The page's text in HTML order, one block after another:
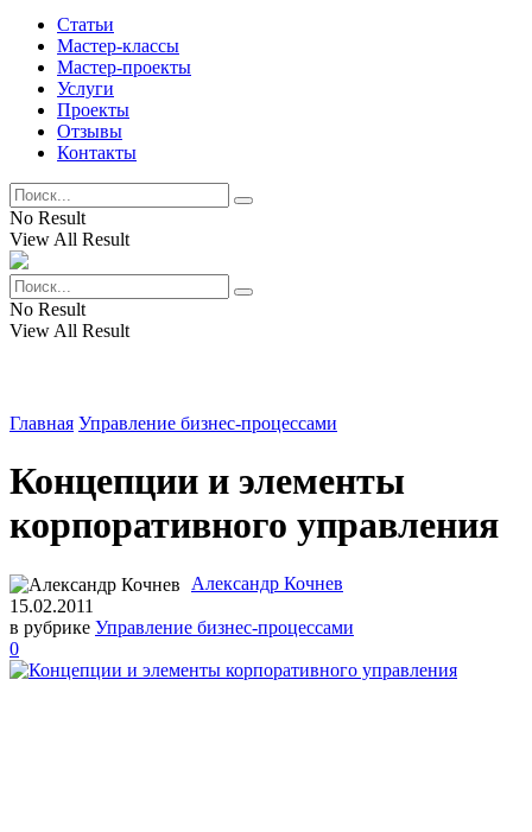
Статьи
Мастер-классы
Мастер-проекты
Услуги
Проекты
Отзывы
Контакты
No Result
View All Result
No Result
View All Result
Главная Управление бизнес-процессами
Концепции и элементы
корпоративного управления
Александр Кочнев
15.02.2011
в рубрике Управление бизнес-процессами
0